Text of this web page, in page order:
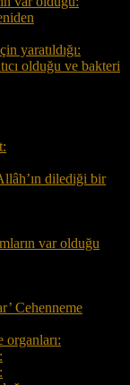
yaratıldığı:
olduğu ve bakteri
dilediği bir
var olduğu
Cehenneme
organları: